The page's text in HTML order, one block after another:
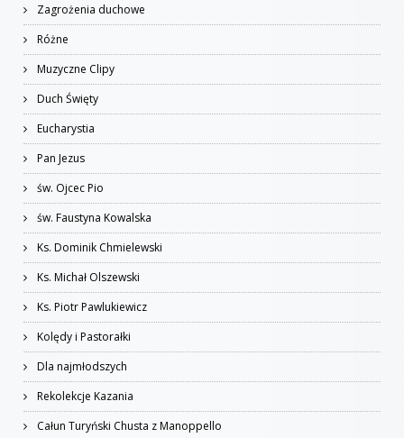
Zagrożenia duchowe
Różne
Muzyczne Clipy
Duch Święty
Eucharystia
Pan Jezus
św. Ojcec Pio
św. Faustyna Kowalska
Ks. Dominik Chmielewski
Ks. Michał Olszewski
Ks. Piotr Pawlukiewicz
Kolędy i Pastorałki
Dla najmłodszych
Rekolekcje Kazania
Całun Turyński Chusta z Manoppello